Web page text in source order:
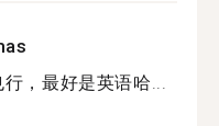
，最好是英语哈...